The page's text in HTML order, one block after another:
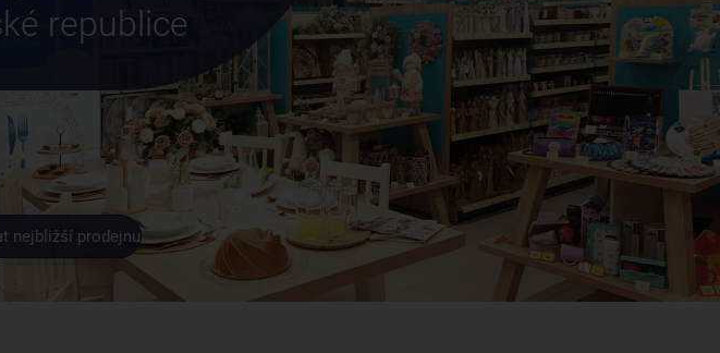
republice
nejbližší prodejnu